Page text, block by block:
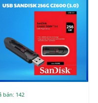
bán: 142